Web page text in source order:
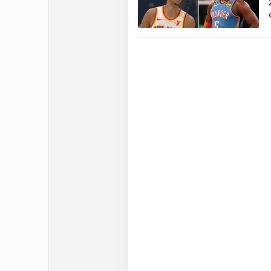
D’Angelo
Surnommé “D-LO”,
aussi bien au scoring
de carrière, Russell